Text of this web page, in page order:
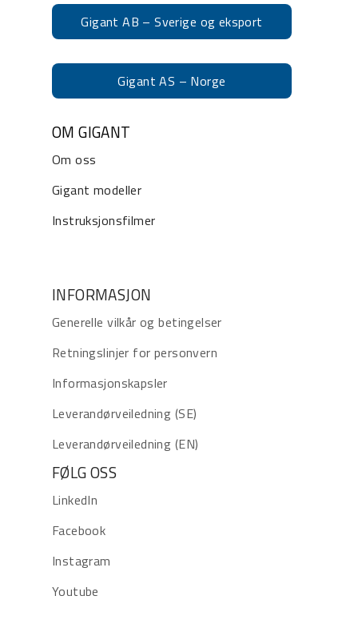
Gigant AB – Sverige og eksport
Gigant AS – Norge
OM GIGANT
Om oss
Gigant modeller
Instruksjonsfilmer
INFORMASJON
Generelle vilkår og betingelser
Retningslinjer for personvern
Informasjonskapsler
Leverandørveiledning (SE)
Leverandørveiledning (EN)
FØLG OSS
LinkedIn
Facebook
Instagram
Youtube